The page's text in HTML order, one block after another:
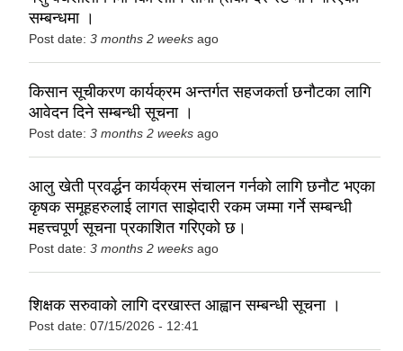
सम्बन्धमा ।
Post date: 3 months 2 weeks ago
किसान सूचीकरण कार्यक्रम अन्तर्गत सहजकर्ता छनौटका लागि
आवेदन दिने सम्बन्धी सूचना ।
Post date: 3 months 2 weeks ago
आलु खेती प्रवर्द्धन कार्यक्रम संचालन गर्नको लागि छनौट भएका
कृषक समूहहरुलाई लागत साझेदारी रकम जम्मा गर्ने सम्बन्धी
महत्त्वपूर्ण सूचना प्रकाशित गरिएको छ।
Post date: 3 months 2 weeks ago
शिक्षक सरुवाको लागि दरखास्त आह्वान सम्बन्धी सूचना ।
Post date: 07/15/2026 - 12:41